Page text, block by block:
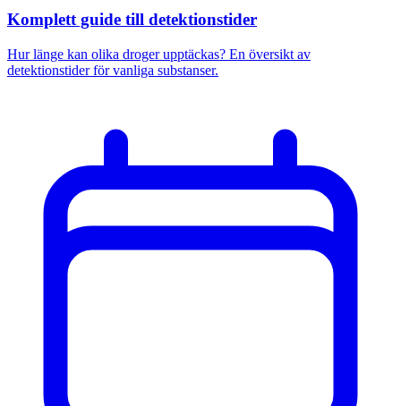
Komplett guide till detektionstider
Hur länge kan olika droger upptäckas? En översikt av
detektionstider för vanliga substanser.